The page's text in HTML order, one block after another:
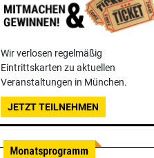
Wir verlosen regelmäßig
Eintrittskarten zu aktuellen
Veranstaltungen in München.
JETZT TEILNEHMEN